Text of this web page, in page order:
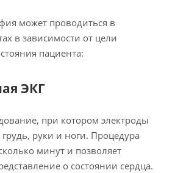
может проводиться в
в зависимости от цели
пациента:
ЭКГ
при котором электроды
руки и ноги. Процедура
минут и позволяет
о состоянии сердца.